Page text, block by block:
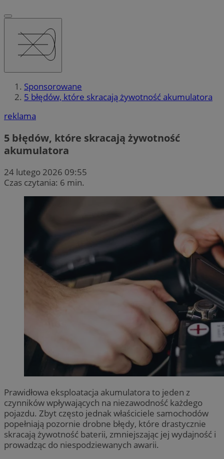
Sponsorowane
5 błędów, które skracają żywotność akumulatora
reklama
5 błędów, które skracają żywotność
akumulatora
24 lutego 2026 09:55
Czas czytania: 6 min.
Prawidłowa eksploatacja akumulatora to jeden z
czynników wpływających na niezawodność każdego
pojazdu. Zbyt często jednak właściciele samochodów
popełniają pozornie drobne błędy, które drastycznie
skracają żywotność baterii, zmniejszając jej wydajność i
prowadząc do niespodziewanych awarii.